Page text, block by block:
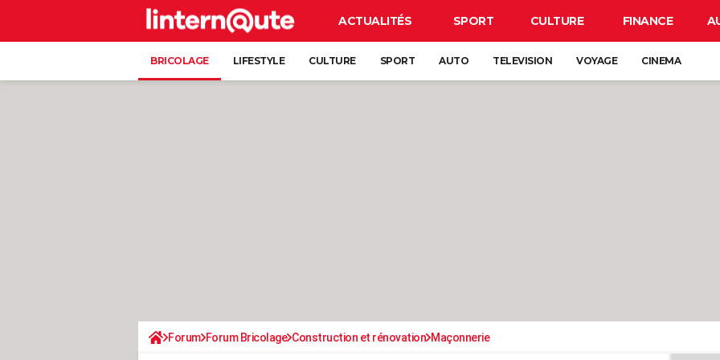
ACTUALITÉS SPORT CULTURE FINANCE
BRICOLAGE LIFESTYLE CULTURE SPORT AUTO TELEVISION VOYAGE CINEMA
Forum Forum Bricolage Construction et rénovation Maçonnerie